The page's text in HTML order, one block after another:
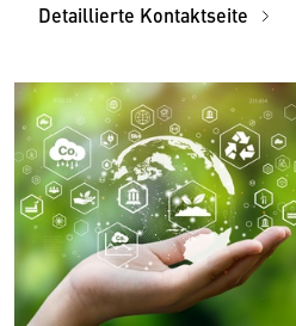
Detaillierte Kontaktseite